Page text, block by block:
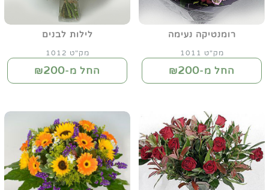
רומנטיקה נעימה
מק"ט 1011
החל מ-₪200
לילות לבנים
מק"ט 1012
החל מ-₪200